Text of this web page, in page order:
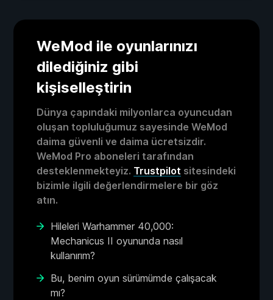
WeMod ile oyunlarınızı
dilediğiniz gibi
kişiselleştirin
Dünya çapındaki milyonlarca oyuncudan
oluşan topluluğumuz sayesinde WeMod
daima güvenli ve daima ücretsizdir.
WeMod Pro aboneleri tarafından
desteklenmekteyiz. Trustpilot sitesindeki
bizimle ilgili değerlendirmelere bir göz
atın.
Hileleri Warhammer 40,000:
Mechanicus II oyununda nasıl
kullanırım?
Bu, benim oyun sürümümde çalışacak
mı?